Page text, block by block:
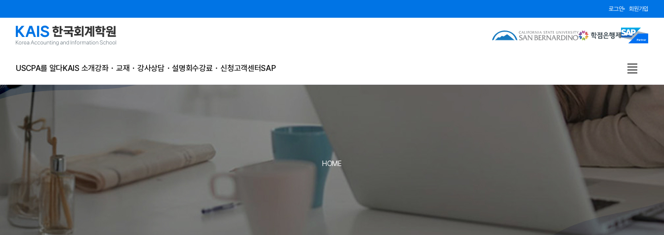
로그인 회원가입
USCPA를 알다KAIS 소개강좌・교재・강사상담・설명회수강료・신청고객센터SAP
전
보
기
HOME